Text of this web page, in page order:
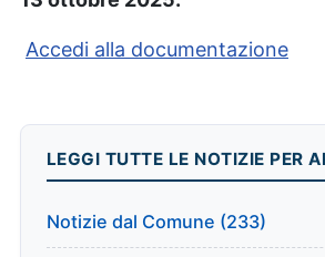
Accedi alla documentazione
LEGGI TUTTE LE NOTIZIE PER
Notizie dal Comune (233)